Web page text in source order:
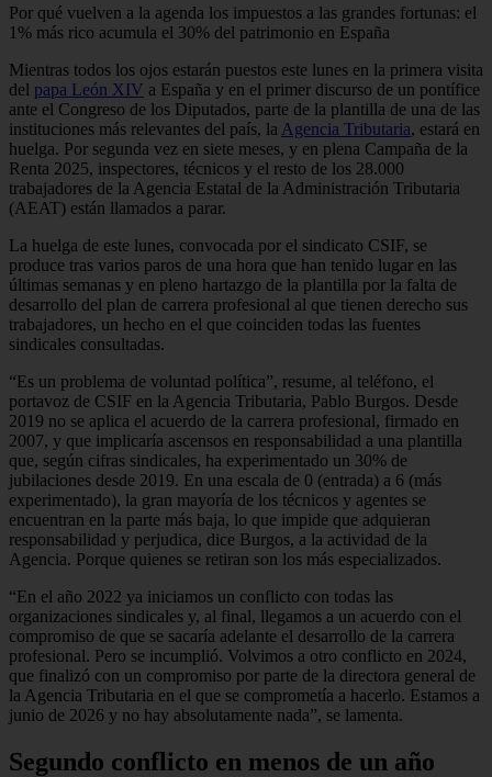
Por qué vuelven a la agenda los impuestos a las grandes fortunas: el
1% más rico acumula el 30% del patrimonio en España
Mientras todos los ojos estarán puestos este lunes en la primera visita
del papa León XIV a España y en el primer discurso de un pontífice
ante el Congreso de los Diputados, parte de la plantilla de una de las
instituciones más relevantes del país, la Agencia Tributaria, estará en
huelga. Por segunda vez en siete meses, y en plena Campaña de la
Renta 2025, inspectores, técnicos y el resto de los 28.000
trabajadores de la Agencia Estatal de la Administración Tributaria
(AEAT) están llamados a parar.
La huelga de este lunes, convocada por el sindicato CSIF, se
produce tras varios paros de una hora que han tenido lugar en las
últimas semanas y en pleno hartazgo de la plantilla por la falta de
desarrollo del plan de carrera profesional al que tienen derecho sus
trabajadores, un hecho en el que coinciden todas las fuentes
sindicales consultadas.
“Es un problema de voluntad política”, resume, al teléfono, el
portavoz de CSIF en la Agencia Tributaria, Pablo Burgos. Desde
2019 no se aplica el acuerdo de la carrera profesional, firmado en
2007, y que implicaría ascensos en responsabilidad a una plantilla
que, según cifras sindicales, ha experimentado un 30% de
jubilaciones desde 2019. En una escala de 0 (entrada) a 6 (más
experimentado), la gran mayoría de los técnicos y agentes se
encuentran en la parte más baja, lo que impide que adquieran
responsabilidad y perjudica, dice Burgos, a la actividad de la
Agencia. Porque quienes se retiran son los más especializados.
“En el año 2022 ya iniciamos un conflicto con todas las
organizaciones sindicales y, al final, llegamos a un acuerdo con el
compromiso de que se sacaría adelante el desarrollo de la carrera
profesional. Pero se incumplió. Volvimos a otro conflicto en 2024,
que finalizó con un compromiso por parte de la directora general de
la Agencia Tributaria en el que se comprometía a hacerlo. Estamos a
junio de 2026 y no hay absolutamente nada”, se lamenta.
Segundo conflicto en menos de un año